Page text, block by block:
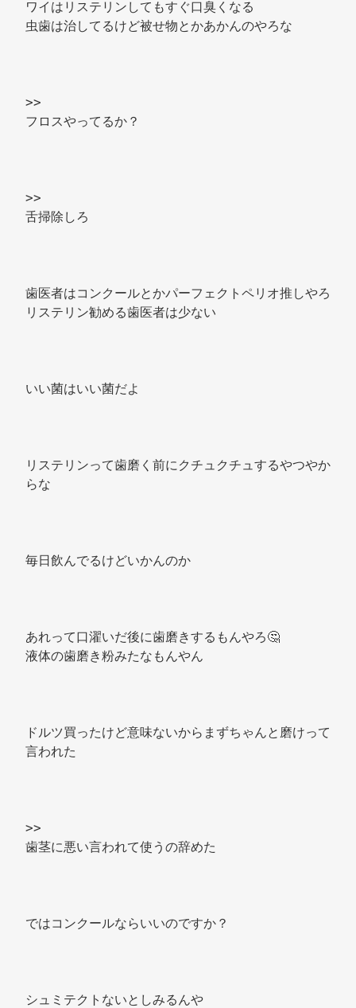
ワイはリステリンしてもすぐ口臭くなる
虫歯は治してるけど被せ物とかあかんのやろな
>>
フロスやってるか？
>>
舌掃除しろ
リステリン勧める歯医者は少ない
いい菌はいい菌だよ
リステリンって歯磨く前にクチュクチュするやつやか
らな
毎日飲んでるけどいかんのか
あれって口濯いだ後に歯磨きするもんやろ🤔
液体の歯磨き粉みたなもんやん
ドルツ買ったけど意味ないからまずちゃんと磨けって
言われた
>>
歯茎に悪い言われて使うの辞めた
ではコンクールならいいのですか？
シュミテクトないとしみるんや